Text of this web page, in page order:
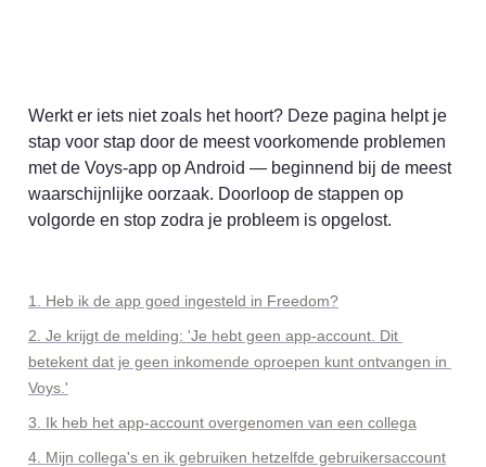
Werkt er iets niet zoals het hoort? Deze pagina helpt je
stap voor stap door de meest voorkomende problemen
met de Voys-app op Android — beginnend bij de meest
waarschijnlijke oorzaak. Doorloop de stappen op
volgorde en stop zodra je probleem is opgelost.
1. Heb ik de app goed ingesteld in Freedom?
2. Je krijgt de melding: 'Je hebt geen app-account. Dit
betekent dat je geen inkomende oproepen kunt ontvangen in
Voys.'
3. Ik heb het app-account overgenomen van een collega
4. Mijn collega's en ik gebruiken hetzelfde gebruikersaccount